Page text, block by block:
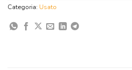
Categoria: Usato